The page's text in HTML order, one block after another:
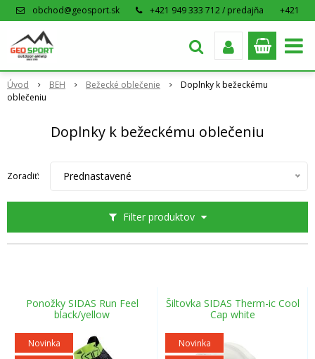
obchod@geosport.sk +421 949 333 712 / predajňa
+421
Úvod BEH Bežecké oblečenie
Doplnky k bežeckému
oblečeniu
Doplnky k bežeckému oblečeniu
Filter produktov
Zoradiť: Prednastavené
Ponožky SIDAS Run Feel
black/yellow
Novinka
Šiltovka SIDAS Therm-ic Cool
Cap white
Novinka